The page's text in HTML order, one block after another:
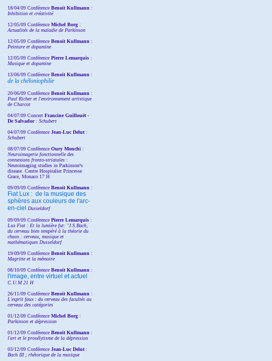
18/04/09 Conférence Benoit Kullmann :
Inhibition et créativité
12/05/09 Conférence Michel Borg :
Actualités de la maladie de Parkinson
12/05/09 Conférence Benoit Kullmann :
Peinture et dopamine
12/05/09 Conférence Pierre Lemarquis :
Musique et dopamine
13/06/09 Conférence Benoit Kullmann :
de la chéloniophilie
20/06/09 Conférence Benoit Kullmann :
Paul Richer et l'environnement artistique
de Charcot
04/07/09 Concert Francine Guillouët -
De Salvador : Schubert
04/07/09 Conférence Jean-Luc Delut :
Schubert
08/07/09 Conférence Oury Monchi :
Neuroimagerie fonctionnelle des
connexions fronto-striatales :
Neuroimaging studies in Parkinson¹s
disease. Centre Hospitalier Princesse
Grace, Monaco 17 H
09/09/09 Conférence Benoit Kullmann :
Fiat Lux : de la musique des
sphères aux couleurs de l'arc-
en-ciel
Dusseldorf
09/09/09 Conférence Pierre Lemarquis :
Lux Fiat : Et la lumière fut: "J.S.Bach,
du cerveau bien tempéré à la théorie du
chaos : cerveau, musique et
mathématiques Dusseldorf
19/09/09 Conférence Benoit Kullmann :
Magritte et la mémoire
08/10/09 Conférence Benoit Kullmann :
l'image, entre virtuel et actuel
C.U.M 21 H
26/11/09 Conférence Benoit Kullmann :
L'esprit faux : du cerveau des facultés au
cerveau des catégories
01/12/09 Conférence Michel Borg :
Parkinson et dépression
01/12/09 Conférence Benoit Kullmann :
l'art et le prosélytisme de la dépression
03/12/09 Conférence Jean-Luc Delut :
Bach III ; rhétorique de la musique